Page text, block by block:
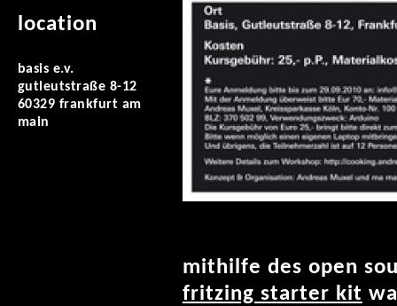
location
basis e.v.
gutleutstraße 8-12
60329 frankfurt am
main
mithilfe des open
fritzing starter kit